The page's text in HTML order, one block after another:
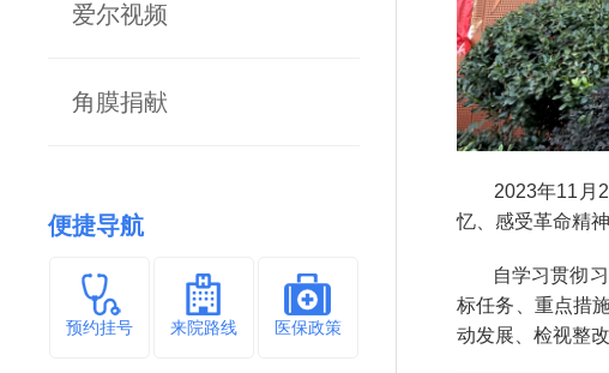
爱尔视频
角膜捐献
便捷导航
预约挂号 来院路线 医保政策
2023年11月24
忆、感受革命精
自学习贯彻习
标任务、重点措
动发展、检视整